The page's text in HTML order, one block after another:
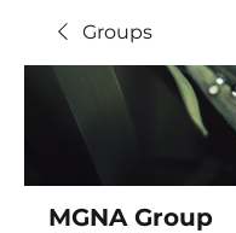
Groups
MGNA Group